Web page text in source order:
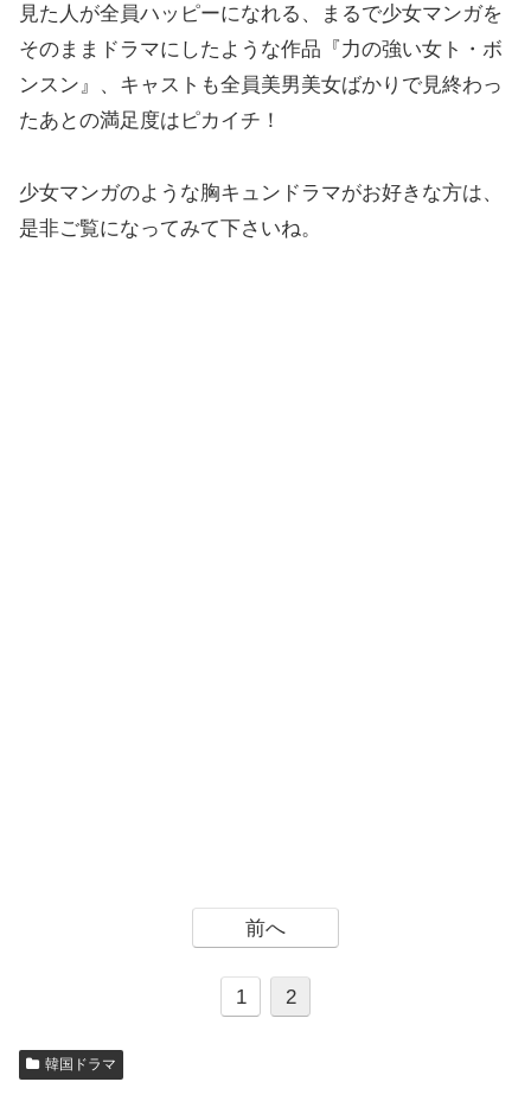
見た人が全員ハッピーになれる、まるで少女マンガを
そのままドラマにしたような作品『力の強い女ト・ボ
ンスン』、キャストも全員美男美女ばかりで見終わっ
たあとの満足度はピカイチ！
少女マンガのような胸キュンドラマがお好きな方は、
是非ご覧になってみて下さいね。
前へ
1 2
韓国ドラマ